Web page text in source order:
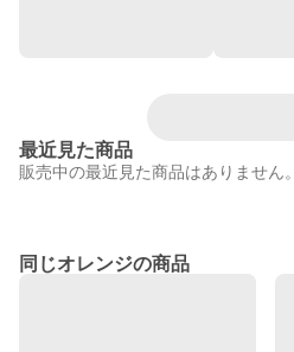
最近見た商品
販売中の最近見た商品はありません。
同じオレンジの商品